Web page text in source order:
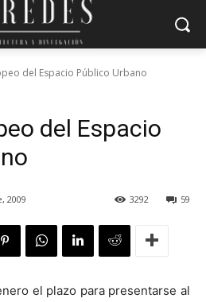
del Espacio Público Urbano
del Espacio
2009 59
3292
el plazo para presentarse al